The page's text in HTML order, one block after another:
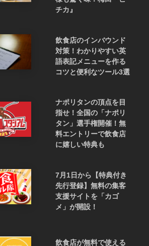
チカ』
飲食店のインバウンド
対策！わかりやすい英
語表記メニューを作る
コツと便利なツール3選
ナポリタンの頂点を目
指せ！全国の「ナポリ
タン」選手権開催！無
料エントリーで飲食店
に嬉しい特典も
7月1日から【特典付き
先行登録】無料の集客
支援サイトを「カゴ
メ」が開設！
飲食店が無料で使える